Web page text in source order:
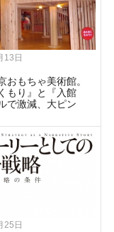
13日
おもちゃ美術館。
もり』と『入館
で激減、大ピン
25日